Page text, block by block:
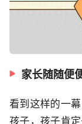
家长随随便
看到这样的一
孩子，孩子肯